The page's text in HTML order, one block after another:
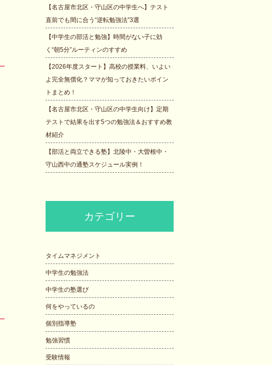
【名古屋市北区・守山区の中学生へ】テスト
直前でも間に合う“逆転勉強法”3選
【中学生の部活と勉強】時間がない子に効
く“朝5分”ルーティンのすすめ
【2026年度スタート】高校の授業料、いよい
よ完全無償化？ママが知っておきたいポイン
トまとめ！
【名古屋市北区・守山区の中学生向け】定期
テストで結果を出す5つの勉強法＆おすすめ教
材紹介
【部活と両立できる塾】北陵中・大曽根中・
守山西中の通塾スケジュール実例！
カテゴリー
タイムマネジメント
中学生の勉強法
中学生の塾選び
何をやっているの
個別指導塾
勉強習慣
受験情報